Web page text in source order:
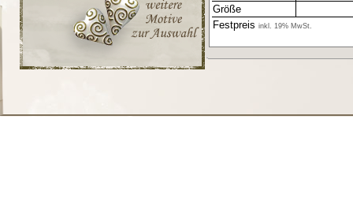
Größe
Festpreis inkl. 19% MwSt.